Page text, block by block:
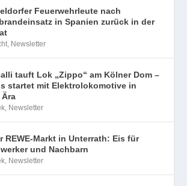
Feuerwehrleute nach
in Spanien zurück in der
, Newsletter
tauft Lok „Zippo“ am Kölner Dom –
startet mit Elektrolokomotive in
Ära
, Newsletter
REWE-Markt in Unterrath: Eis für
und Nachbarn
, Newsletter